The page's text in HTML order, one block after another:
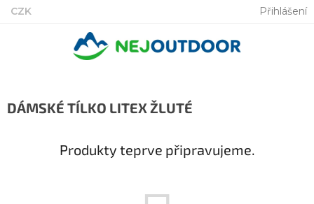
Přejít
CZK Přihlášení
DÁMSKÉ TÍLKO LITEX ŽLUTÉ
Produkty teprve připravujeme.